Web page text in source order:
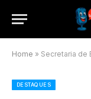
Home » Secretaria de
DESTAQUES